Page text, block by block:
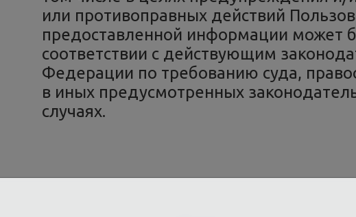
или противоправных действий
предоставленной информации может
соответствии с действующим
Федерации по требованию суда,
в иных предусмотренных
случаях.